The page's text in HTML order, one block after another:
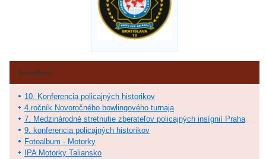
Fotoalbum
10. Konferencia policajných historikov
4.ročník Novoročného bowlingového turnaja
7. Medzinárodné stretnutie zberateľov policajných insígnií Praha
9. konferencia policajných historikov
Fotoalbum - Motorky
IPA Motorky Taliansko